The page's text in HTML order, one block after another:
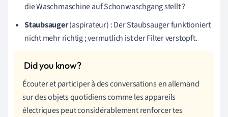
die Waschmaschine auf Schonwaschgang stellt ?
Staubsauger(aspirateur) : Der Staubsauger funktioniert
nicht mehr richtig ; vermutlich ist der Filter verstopft.
Écouter et participer à des conversations en allemand
sur des objets quotidiens comme les appareils
électriques peut considérablement renforcer tes